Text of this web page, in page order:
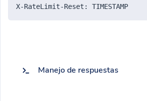
X-RateLimit-Reset: TIMESTAMP
Manejo de respuestas